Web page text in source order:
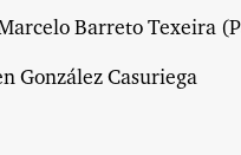
Barreto Texeira
González Casuriega